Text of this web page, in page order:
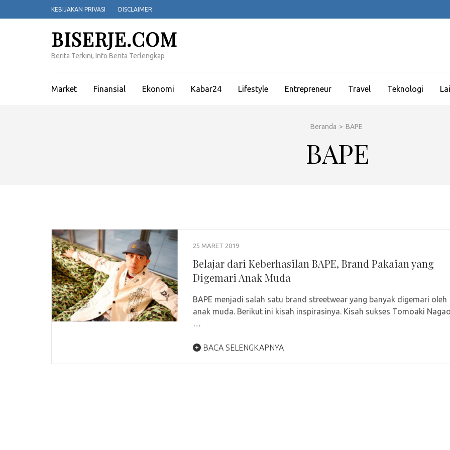
ke
KEBIJAKAN PRIVASI DISCLAIMER
BISERJE.COM
Berita Terkini, Info Berita Terlengkap
Market Finansial Ekonomi Kabar24 Lifestyle Entrepreneur Travel Teknologi
Beranda > BAPE
BAPE
25 MARET 2019
Belajar dari Keberhasilan BAPE, Brand Pakaian yang
Digemari Anak Muda
BAPE menjadi salah satu brand streetwear yang banyak digemari oleh
anak muda. Berikut ini kisah inspirasinya. Kisah sukses Tomoaki Nagao
…
BACA SELENGKAPNYA